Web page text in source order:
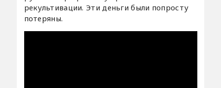
рекультивации. Эти деньги были попросту
потеряны.